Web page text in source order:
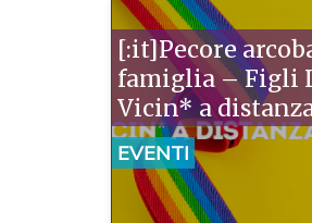
[:it]Pecore
famiglia – Figli
Vicin* a
EVENTI